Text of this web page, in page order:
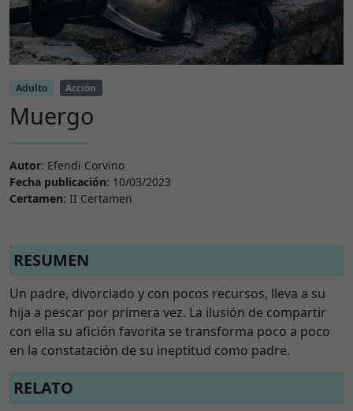
Adulto Acción
Muergo
Autor: Efendi Corvino
Fecha publicación: 10/03/2023
Certamen: II Certamen
RESUMEN
Un padre, divorciado y con pocos recursos, lleva a su
hija a pescar por primera vez. La ilusión de compartir
con ella su afición favorita se transforma poco a poco
en la constatación de su ineptitud como padre.
RELATO